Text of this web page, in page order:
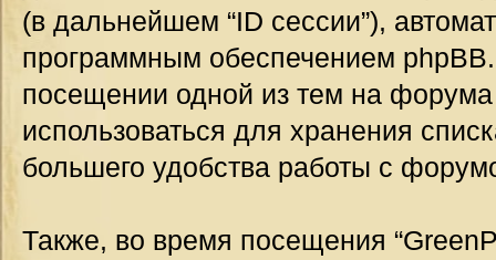
(в дальнейшем “ID сессии”),
программным обеспечением
посещении одной из тем на форума
использоваться для хранения
большего удобства работы с
Также, во время посещения